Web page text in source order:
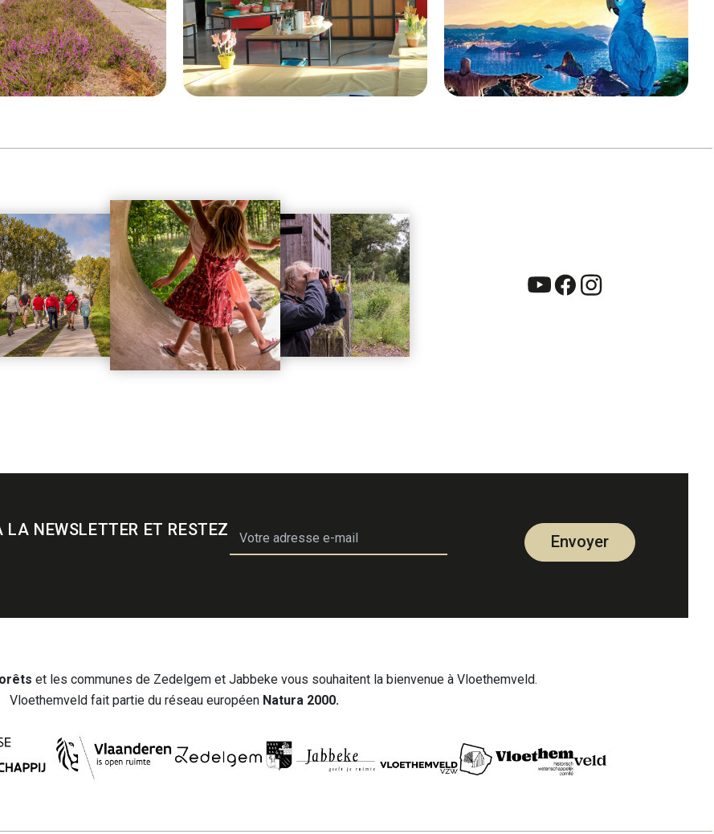
NEWSLETTER ET RESTEZ
Envoyer
et les communes de Zedelgem et Jabbeke vous souhaitent la bienvenue à Vloethemveld.
Vloethemveld fait partie du réseau européen Natura 2000.